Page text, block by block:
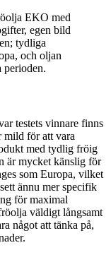
tydliga
och oljan
perioden.
testets vinnare finns
mild för att vara
med tydlig fröig
är mycket känslig för
som Europa, vilket
ännu mer specifik
för maximal
väldigt långsamt
något att tänka på,